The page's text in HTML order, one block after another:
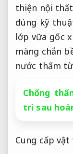
thiện nội
đúng kỹ
lớp vữa gốc
màng chắn
nước thấm
Chống
trì sau
Cung cấp vật